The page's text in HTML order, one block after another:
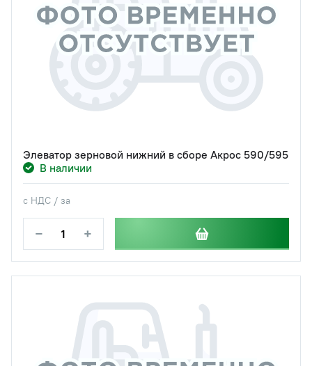
Элеватор зерновой нижний в сборе Акрос 590/595
В наличии
с НДС / за
− +